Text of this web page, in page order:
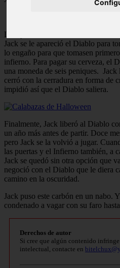
La leyenda de Jack O Lantern dice
Jack se le apareció el Diablo para
lo engaño para que tomasen
infierno. Para pagar su cerveza, el
una moneda de seis peniques.
cerró con la cerradura en forma de
impidió así que el Diablo saliera.
Finalmente, Jack liberó al Diablo
un año más antes de partir. Doce
pero Jack se la volvió a jugar.
las puertas y el Infierno también, a
Jack se quedó sin otra opción que
negoció con el Diablo que le diera
camino en la oscuridad.
Jack puso este carbón en un nabo.
condenado a vagar con su faro
Derechos de autor
Si cree que algún contenido
intelectual, contacte en